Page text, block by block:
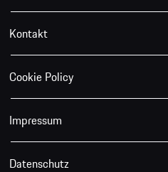
Kontakt
Cookie Policy
Impressum
Datenschutz